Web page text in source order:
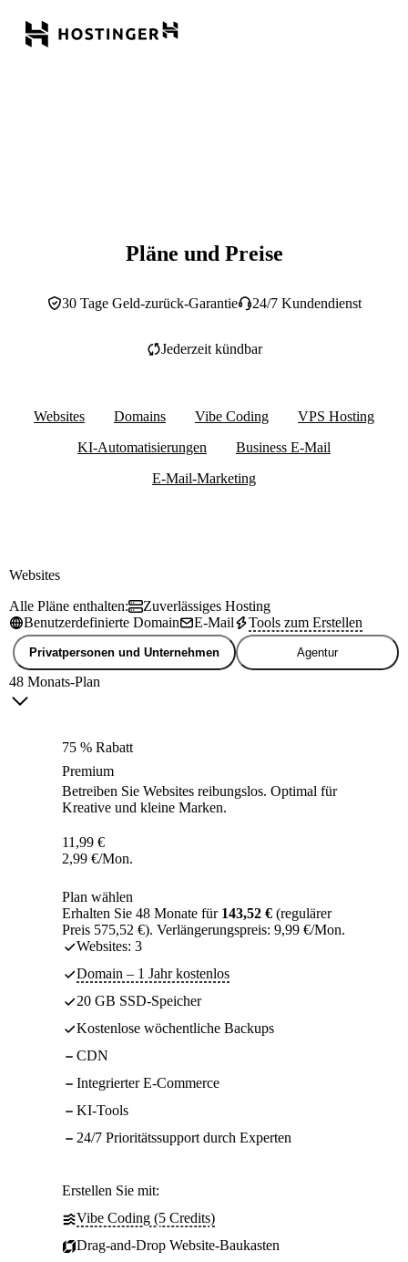
Pläne und Preise
30 Tage Geld-zurück-Garantie 24/7 Kundendienst
Jederzeit kündbar
Websites Domains Vibe Coding
VPS Hosting
KI-Automatisierungen
Business E-Mail
E-Mail-Marketing
Websites
Alle Pläne enthalten:
Zuverlässiges Hosting
Benutzerdefinierte Domain
E-Mail Tools zum Erstellen
Privatpersonen und Unternehmen Agentur
48 Monats-Plan
75 % Rabatt
Premium
Betreiben Sie Websites reibungslos. Optimal für
Kreative und kleine Marken.
11,99 €
2,99 €/Mon.
Plan wählen
Erhalten Sie 48 Monate für 143,52 € (regulärer
Preis 575,52 €). Verlängerungspreis: 9,99 €/Mon.
Websites: 3
Domain – 1 Jahr kostenlos
20 GB SSD-Speicher
Kostenlose wöchentliche Backups
CDN
Integrierter E-Commerce
KI-Tools
24/7 Prioritätssupport durch Experten
Erstellen Sie mit:
Vibe Coding (5 Credits)
Drag-and-Drop Website-Baukasten